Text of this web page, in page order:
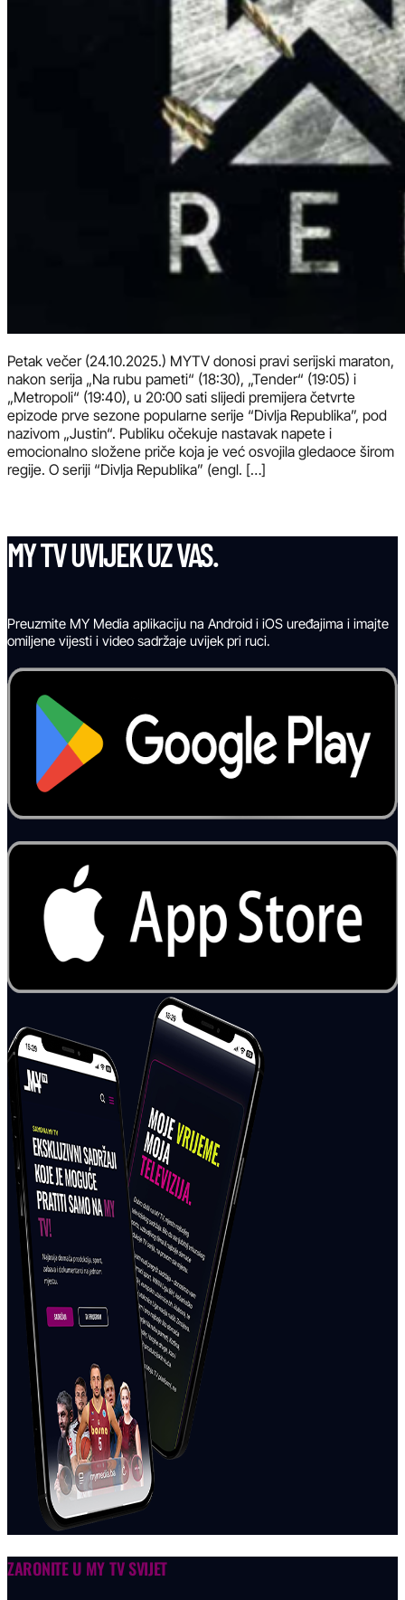
Petak večer (24.10.2025.) MYTV donosi pravi serijski maraton,
nakon serija „Na rubu pameti“ (18:30), „Tender“ (19:05) i
„Metropoli“ (19:40), u 20:00 sati slijedi premijera četvrte
epizode prve sezone popularne serije “Divlja Republika”, pod
nazivom „Justin“. Publiku očekuje nastavak napete i
emocionalno složene priče koja je već osvojila gledaoce širom
regije. O seriji “Divlja Republika” (engl. […]
MY TV UVIJEK UZ VAS.
Preuzmite MY Media aplikaciju na Android i iOS uređajima i imajte
omiljene vijesti i video sadržaje uvijek pri ruci.
ZARONITE U MY TV SVIJET